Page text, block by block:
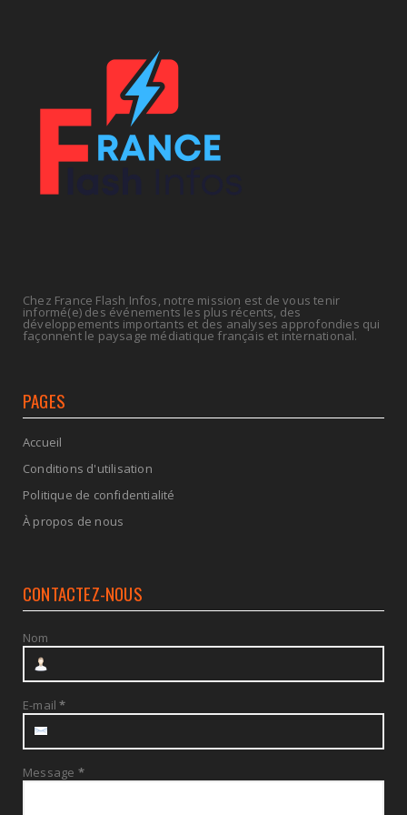
frein sur les ...
La rentrée sera-t-elle chaude dans la fonction
publique ? Le...
Chez France Flash Infos, notre mission est de vous tenir
informé(e) des événements les plus récents, des
développements importants et des analyses approfondies qui
façonnent le paysage médiatique français et international.
PAGES
Accueil
Conditions d'utilisation
Politique de confidentialité
À propos de nous
CONTACTEZ-NOUS
Nom
E-mail*
Message *